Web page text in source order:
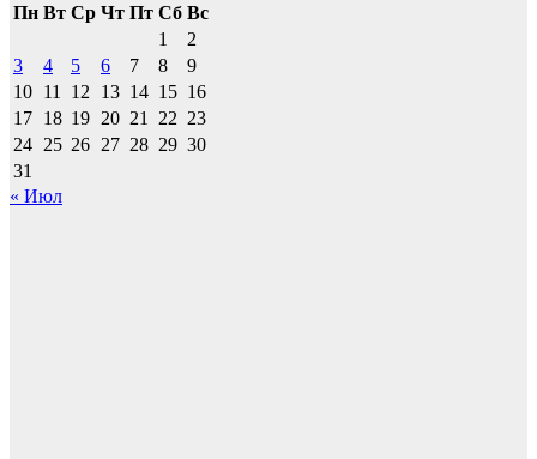
Пн Вт Ср Чт Пт Сб Вс
1
2
3
4 5 6 7 8
9
10 11 12 13 14 15 16
17 18 19 20 21 22 23
24 25 26 27 28 29 30
31
« Июл